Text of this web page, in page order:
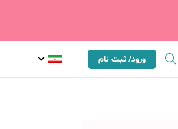
ورود/ ثبت نام